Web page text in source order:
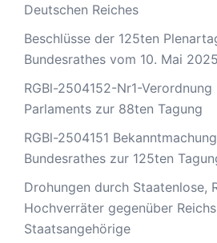
Deutschen Reiches
Beschlüsse der 125ten
Bundesrathes vom 10. Mai 2025
RGBl-2504152-Nr1-
Parlaments zur 88ten Tagung
RGBl-2504151
Bundesrathes zur 125ten
Drohungen durch Staatenlose,
Hochverräter gegenüber
Staatsangehörige